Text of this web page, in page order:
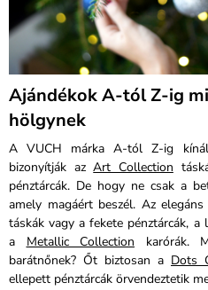
Ajándékok A-tól Z-ig
hölgynek
A VUCH márka A-tól Z-ig
bizonyítják azArt Collection
pénztárcák. De hogy ne csak a
amely magáért beszél. Az
táskák vagy a fekete pénztárcák,
a Metallic Collection karórák.
barátnőnek? Őt biztosan a Dots
ellepett pénztárcák örvendeztetik